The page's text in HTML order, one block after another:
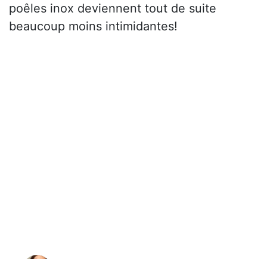
poêles inox deviennent tout de suite
beaucoup moins intimidantes!